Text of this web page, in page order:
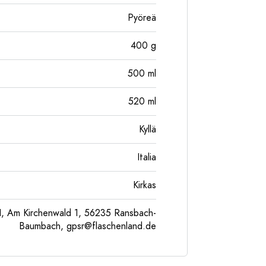
Pyöreä
400 g
500 ml
520 ml
Kyllä
Italia
Kirkas
Am Kirchenwald 1, 56235 Ransbach-
Baumbach, gpsr@flaschenland.de